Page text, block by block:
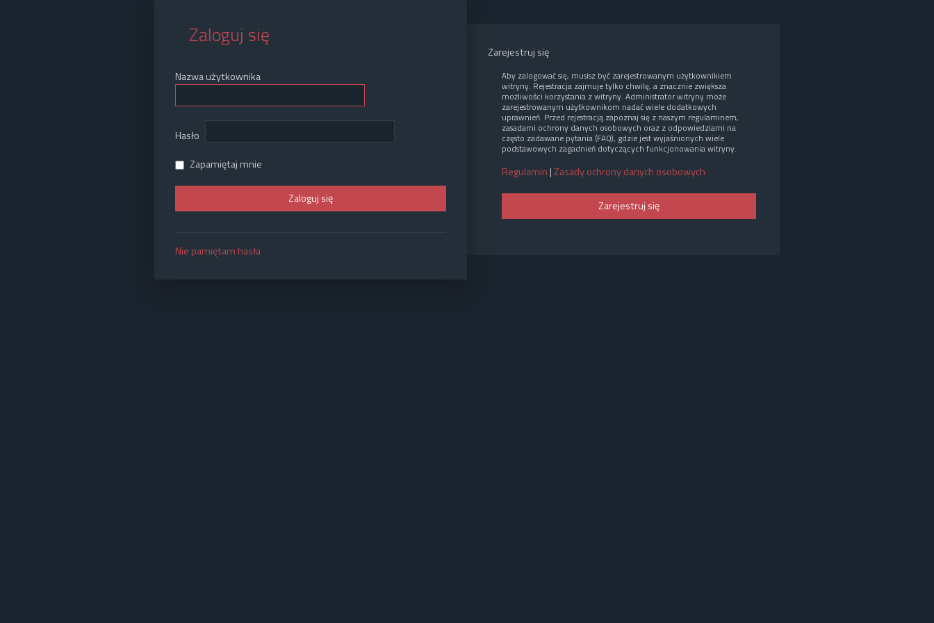
Zaloguj się
Nazwa użytkownika
Hasło
Zapamiętaj mnie
Nie pamiętam hasła
Zarejestruj się
Aby zalogować się, musisz być zarejestrowanym użytkownikiem
witryny. Rejestracja zajmuje tylko chwilę, a znacznie zwiększa
możliwości korzystania z witryny. Administrator witryny może
zarejestrowanym użytkownikom nadać wiele dodatkowych
uprawnień. Przed rejestracją zapoznaj się z naszym regulaminem,
zasadami ochrony danych osobowych oraz z odpowiedziami na
często zadawane pytania (FAQ), gdzie jest wyjaśnionych wiele
podstawowych zagadnień dotyczących funkcjonowania witryny.
Regulamin | Zasady ochrony danych osobowych
Zarejestruj się